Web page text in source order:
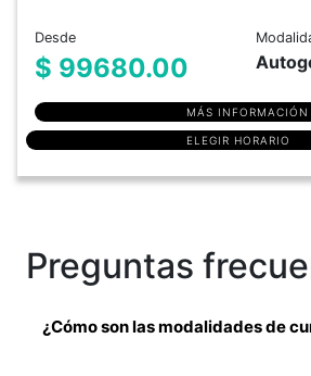
Desde
$ 99680.00
MÁS INFORMACIÓN
ELEGIR HORARIO
Preguntas
¿Cómo son las modalidades de